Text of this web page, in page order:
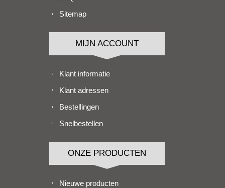
Sitemap
MIJN ACCOUNT
Klant informatie
Klant adressen
Bestellingen
Snelbestellen
ONZE PRODUCTEN
Nieuwe producten